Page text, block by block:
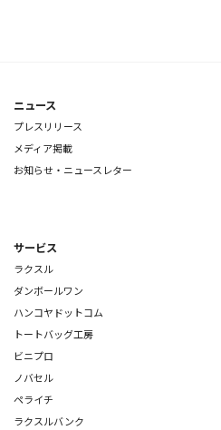
ニュース
プレスリリース
メディア掲載
お知らせ・ニュースレター
サービス
ラクスル
ダンボールワン
ハンコヤドットコム
トートバッグ工房
ビニプロ
ノバセル
ペライチ
ラクスルバンク